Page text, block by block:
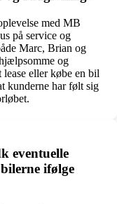
med MB
på service og
Marc, Brian og
og
lease eller købe en bil
kunderne har følt sig
eventuelle
ifølge